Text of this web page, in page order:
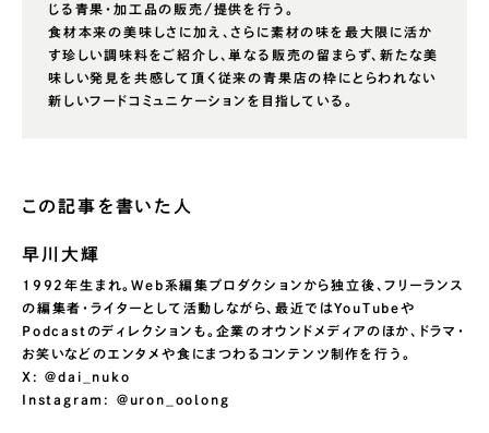
じる青果・加工品の販売/提供を行う。
食材本来の美味しさに加え、さらに素材の味を最大限に活か
す珍しい調味料をご紹介し、単なる販売の留まらず、新たな美
味しい発見を共感して頂く従来の青果店の枠にとらわれない
新しいフードコミュニケーションを目指している。
この記事を書いた人
早川大輝
1992年生まれ。Web系編集プロダクションから独立後、フリーランス
の編集者・ライターとして活動しながら、最近ではYouTubeや
Podcastのディレクションも。企業のオウンドメディアのほか、ドラマ・
お笑いなどのエンタメや食にまつわるコンテンツ制作を行う。
X: @dai_nuko
Instagram: @uron_oolong